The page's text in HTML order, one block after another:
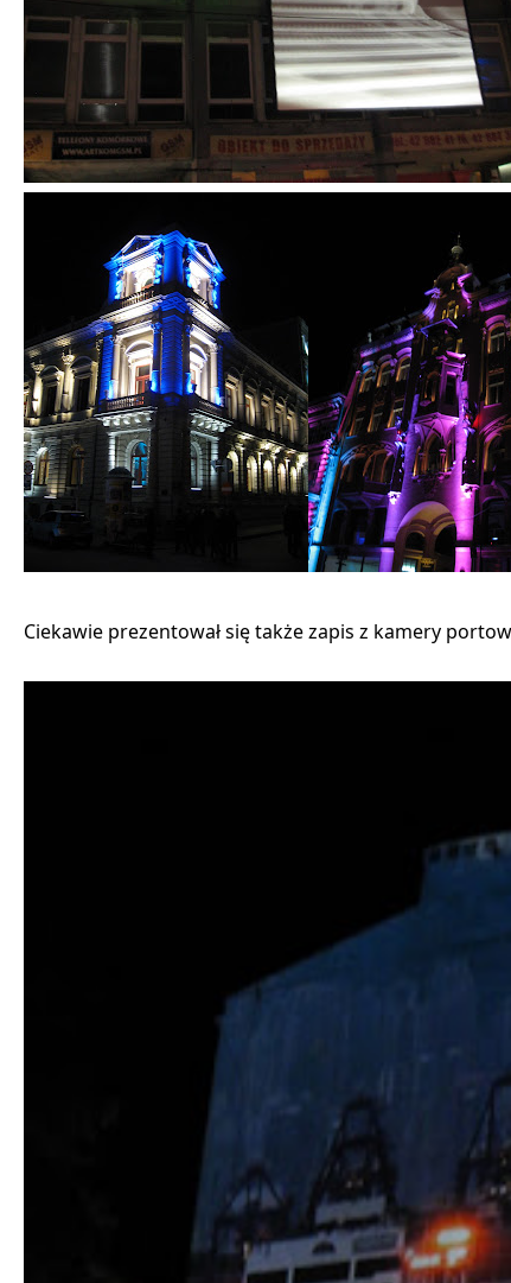
Ciekawie prezentował się także zapis z kamery